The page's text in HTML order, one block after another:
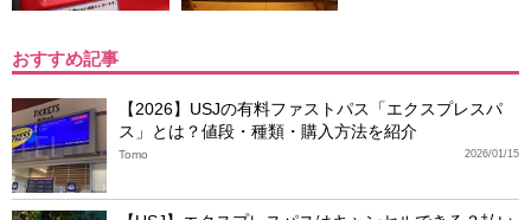
おすすめ記事
【2026】USJの有料ファストパス「エクスプレスパ
ス」とは？値段・種類・購入方法を紹介
2026/01/15
Tomo